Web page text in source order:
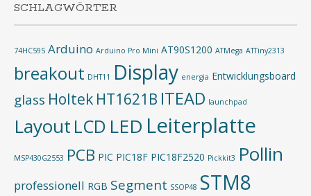
SCHLAGWÖRTER
74HC595 Arduino Arduino Pro Mini AT90S1200 ATMega ATTiny2313
breakout DHT11 Display energia Entwicklungsboard
glass Holtek HT1621B ITEAD launchpad
Layout LCD LED Leiterplatte
MSP430G2553 PCB PIC PIC18F PIC18F2520 Pickkit3 Pollin
professionell RGB Segment SSOP48 STM8